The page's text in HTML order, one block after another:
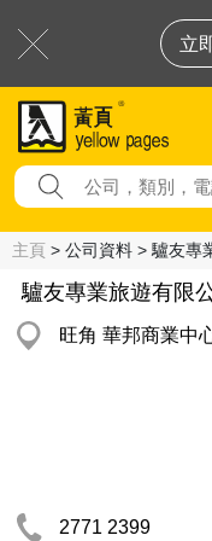
立
主頁 > 公司資料 > 驢友專
驢友專業旅遊有限
旺角 華邦商業中
2771 2399